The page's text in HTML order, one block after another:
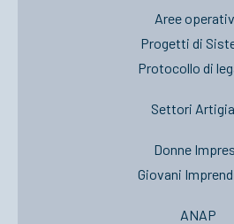
Aree
Progetti di
Protocollo di
Settori
Donne
Giovani
ANAP